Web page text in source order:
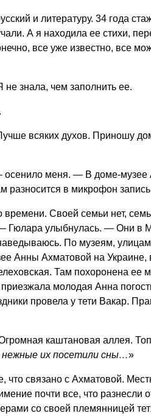
и литературу. 34 года
А я находила ее стихи,
все уже известно, все
знала, чем заполнить ее.
всяких духов. Приношу
меня. — В доме-музее
разносится в микрофон запись
Своей семьи нет,
улыбнулась. — Они в
По музеям,
Анны Ахматовой на Украине,
Там похоронена ее
молодая Анна
провела у тети Вакар.
каштановая аллея.
их посетили сны…»
что связано с Ахматовой.
почти все, что разнесли
со своей племянницей